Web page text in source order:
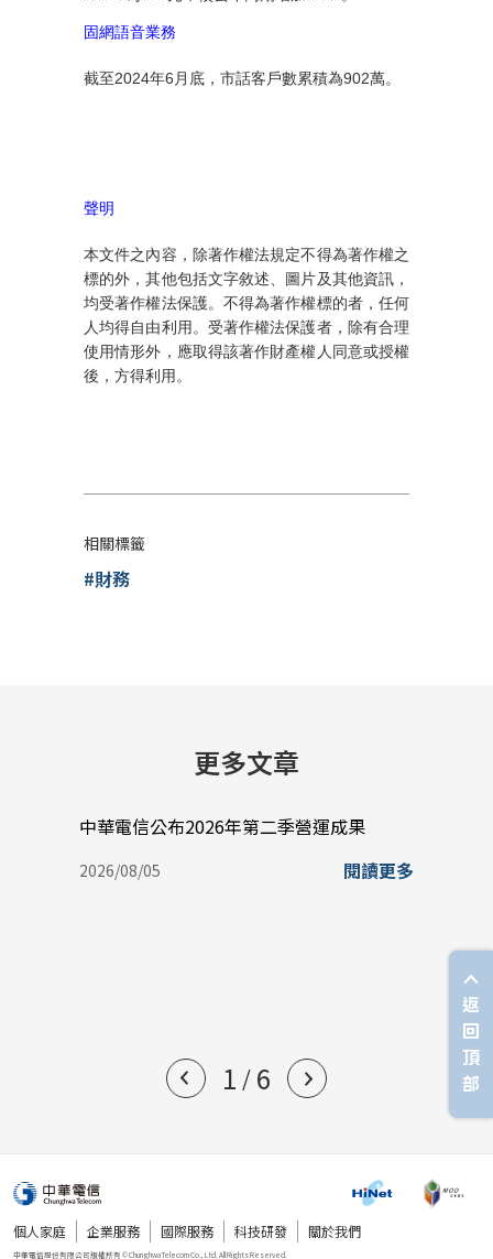
固網語音業務
截至2024年6 月底，市話客戶數累積為902萬。
聲明
本文件之內容，除著作權法規定不得為著作權之
標的外，其他包括文字敘述、圖片及其他資訊，
均受著作權法保護。不得為著作權標的者，任何
人均得自由利用。受著作權法保護者，除有合理
使用情形外，應取得該著作財產權人同意或授權
後，方得利用 。
相關標籤
#財務
更多文章
中華電信公布2026年第二季營運成果
2026/08/05 閱讀更多
1 / 6
個人家庭 企業服務 國際服務 科技研發 關於我們
返
回
頂
部